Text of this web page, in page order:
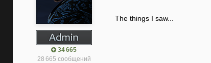
34 665
28 665 сообщений
The things I saw...